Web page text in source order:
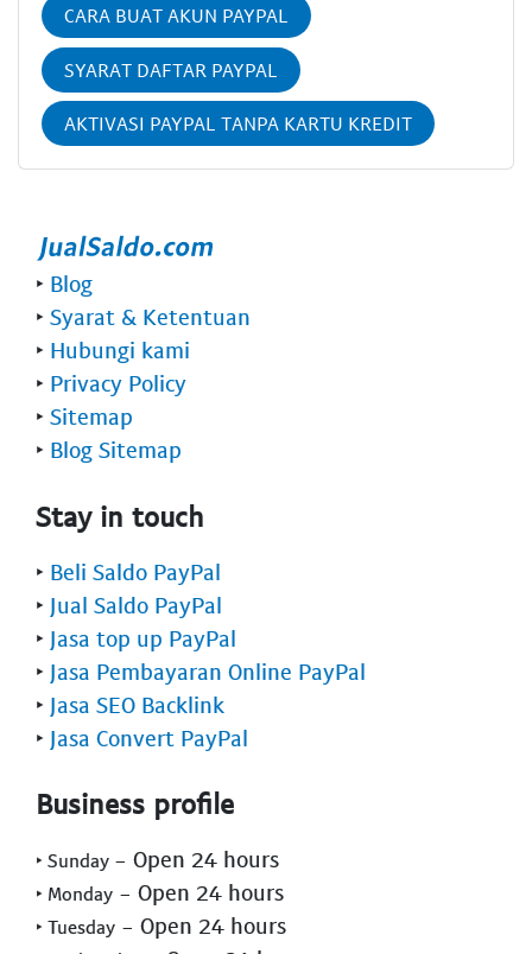
CARA BUAT AKUN PAYPAL
SYARAT DAFTAR PAYPAL
AKTIVASI PAYPAL TANPA KARTU KREDIT
‣ Blog
‣ Syarat & Ketentuan
‣ Hubungi kami
‣ Privacy Policy
‣ Sitemap
‣ Blog Sitemap
Stay in touch
‣ Beli Saldo PayPal
‣ Jual Saldo PayPal
‣ Jasa top up PayPal
‣ Jasa Pembayaran Online PayPal
‣ Jasa SEO Backlink
‣ Jasa Convert PayPal
Business profile
‣ Sunday - Open 24 hours
‣ Monday - Open 24 hours
‣ Tuesday - Open 24 hours